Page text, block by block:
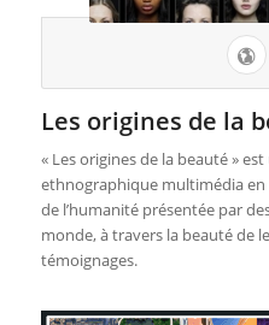
Les origines de la
« Les origines de la beauté »
ethnographique multimédia
de l’humanité présentée par
monde, à travers la beauté de
témoignages.